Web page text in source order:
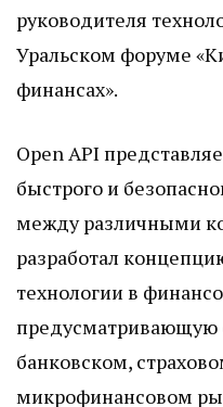
руководителя
Уральском форуме
финансах».
Open API
быстрого и
между различными
разработал
технологии в
предусматривающую
банковском,
микрофинансовом